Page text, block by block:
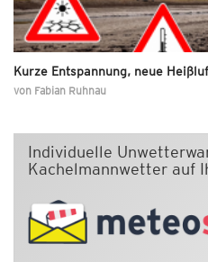
Kurze Entspannung, neue
von Fabian Ruhnau
Individuelle
Kachelmannwetter auf